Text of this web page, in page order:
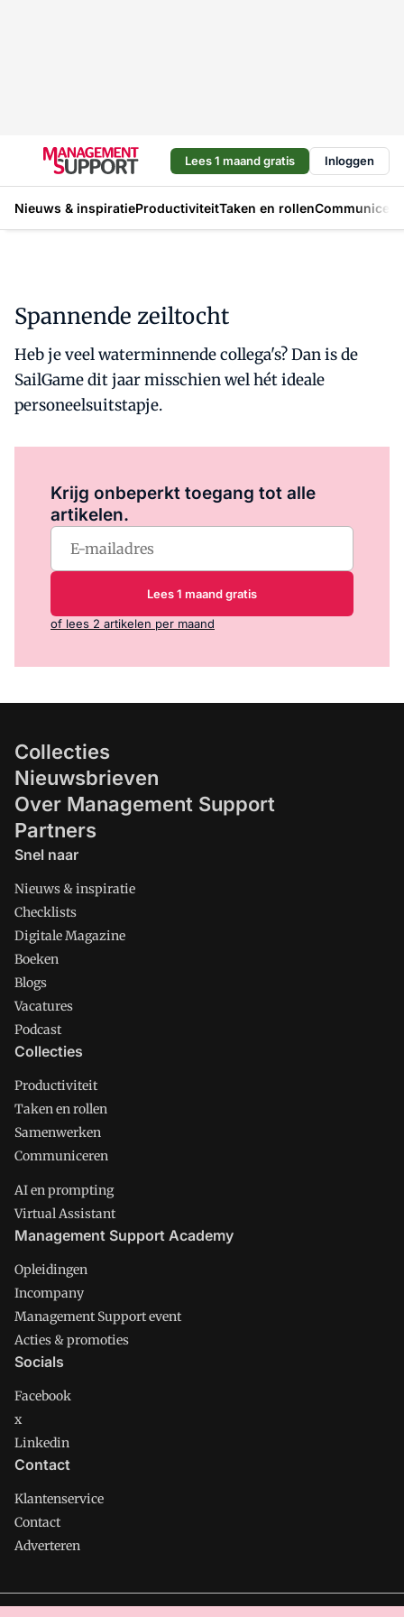
Lees 1 maand gratis Inloggen
Nieuws & inspiratieProductiviteitTaken en rollen
Spannende zeiltocht
Heb je veel waterminnende collega's? Dan is de
SailGame dit jaar misschien wel hét ideale
personeelsuitstapje.
Krijg onbeperkt toegang tot alle
artikelen.
Lees 1 maand gratis
of lees 2 artikelen per maand
Collecties
Nieuwsbrieven
Over Management Support
Partners
Snel naar
Nieuws & inspiratie
Checklists
Digitale Magazine
Boeken
Blogs
Vacatures
Podcast
Collecties
Productiviteit
Taken en rollen
Samenwerken
Communiceren
AI en prompting
Virtual Assistant
Management Support Academy
Opleidingen
Incompany
Management Support event
Acties & promoties
Socials
Facebook
x
Linkedin
Contact
Klantenservice
Contact
Adverteren